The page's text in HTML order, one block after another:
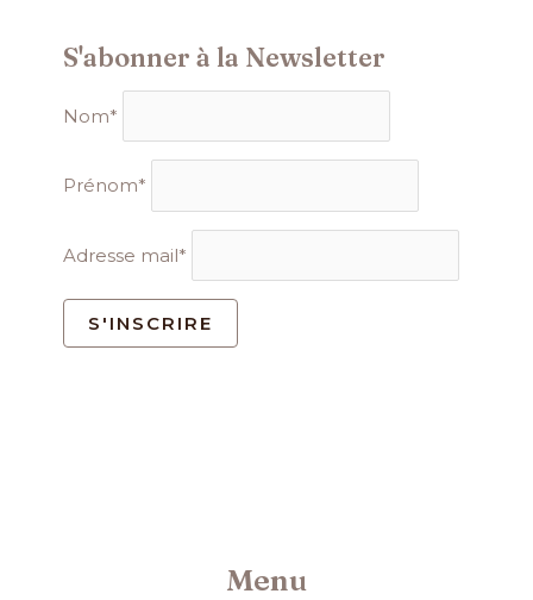
S'abonner à la Newsletter
Nom*
Prénom*
Adresse mail*
Menu